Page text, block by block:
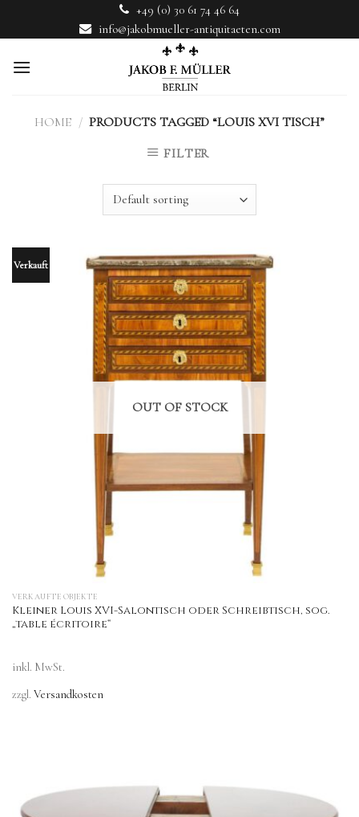
+49 (0) 30 61 74 46 64
info@jakobmueller-antiquitaeten.com
HOME / PRODUCTS TAGGED “LOUIS XVI TISCH”
FILTER
Verkauft
OUT OF STOCK
VERKAUFTE OBJEKTE
Kleiner Louis XVI-Salontisch oder Schreibtisch, sog.
„table écritoire“
inkl. MwSt.
zzgl. Versandkosten